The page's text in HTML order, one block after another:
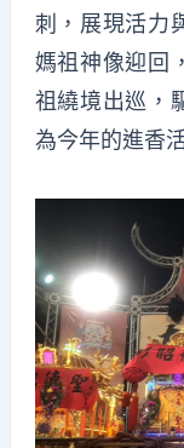
刺，展現活力
媽祖神像迎回
祖繞境出巡，
為今年的進香